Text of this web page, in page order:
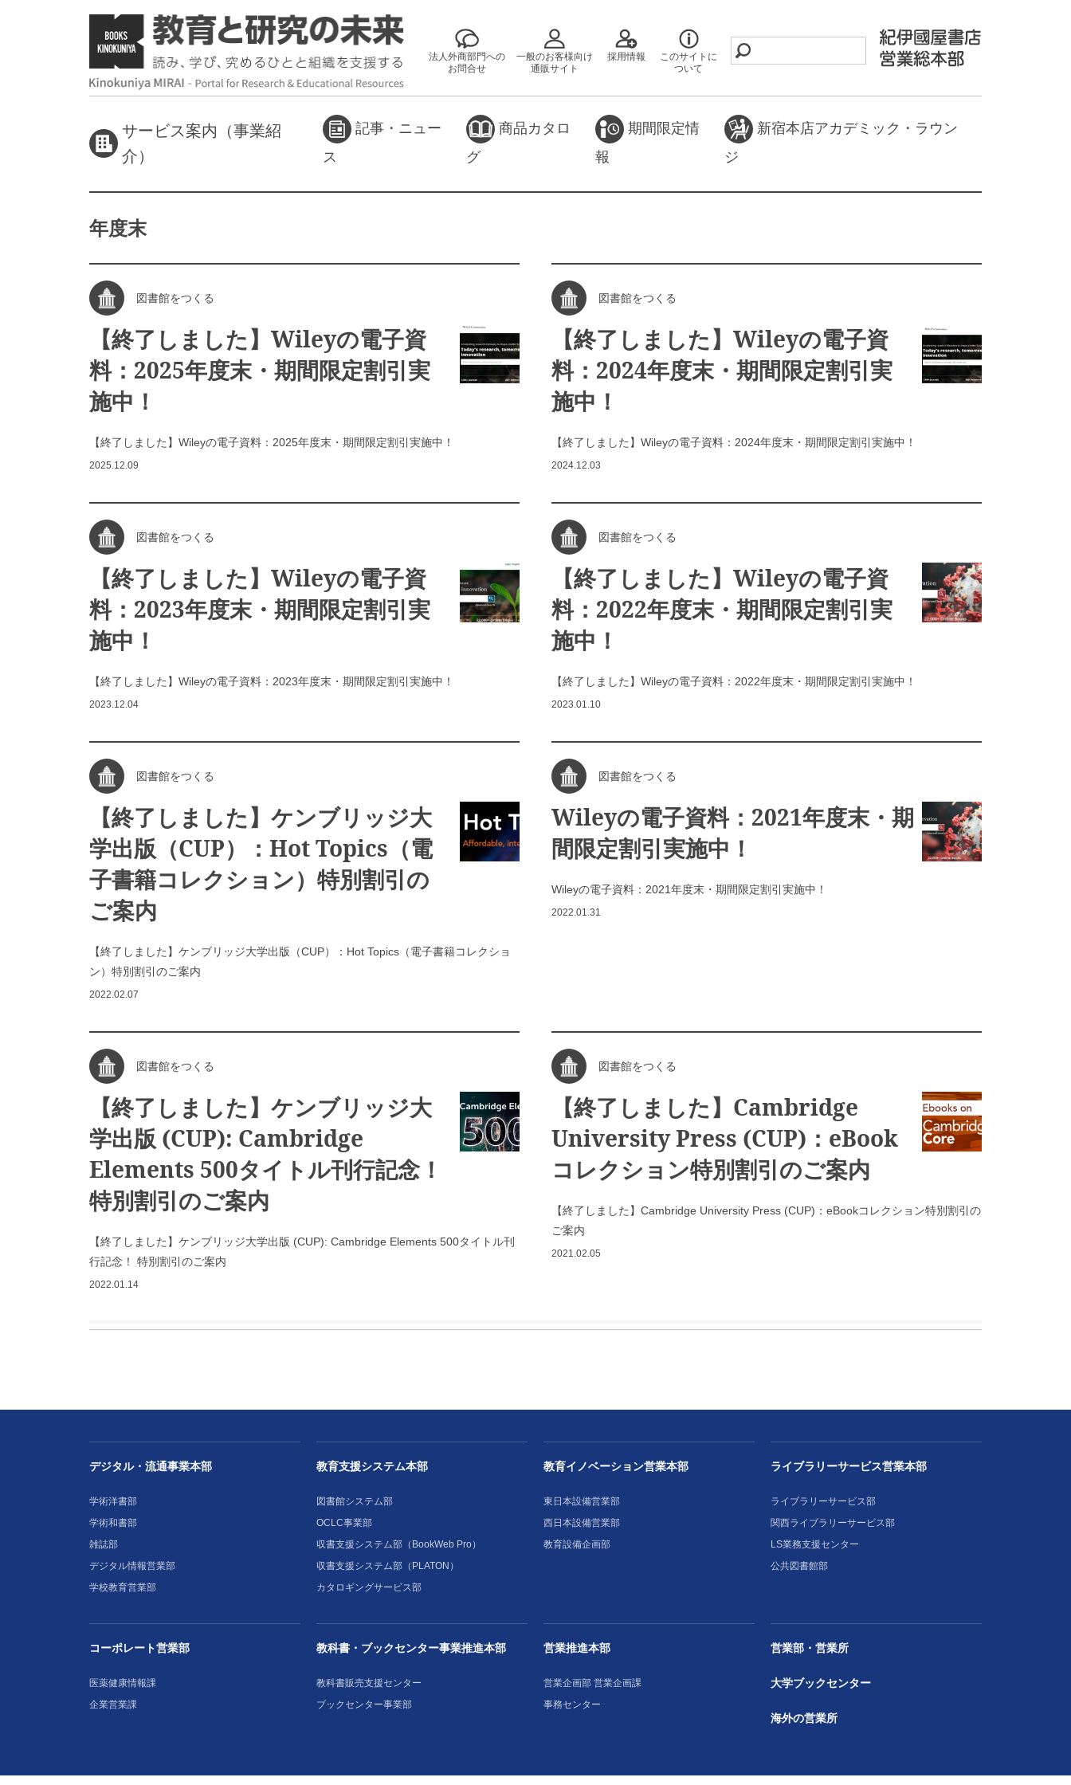
法人外商部門への
お問合せ
一般のお客様向け
通販サイト
採用情報
このサイトに
ついて
サービス案内（事業紹
介）
記事・ニュー
ス
商品カタロ
グ
期間限定情
報
新宿本店アカデミック・ラウン
ジ
年度末
図書館をつくる
【終了しました】Wileyの電子資
料：2025年度末・期間限定割引実
施中！
【終了しました】Wileyの電子資料：2025年度末・期間限定割引実施中！
2025.12.09
図書館をつくる
【終了しました】Wileyの電子資
料：2024年度末・期間限定割引実
施中！
【終了しました】Wileyの電子資料：2024年度末・期間限定割引実施中！
2024.12.03
図書館をつくる
【終了しました】Wileyの電子資
料：2023年度末・期間限定割引実
施中！
【終了しました】Wileyの電子資料：2023年度末・期間限定割引実施中！
2023.12.04
図書館をつくる
【終了しました】Wileyの電子資
料：2022年度末・期間限定割引実
施中！
【終了しました】Wileyの電子資料：2022年度末・期間限定割引実施中！
2023.01.10
図書館をつくる
【終了しました】ケンブリッジ大
学出版（CUP）：Hot Topics（電
子書籍コレクション）特別割引の
ご案内
【終了しました】ケンブリッジ大学出版（CUP）：Hot Topics（電子書籍コレクショ
ン）特別割引のご案内
2022.02.07
図書館をつくる
Wileyの電子資料：2021年度末・期
間限定割引実施中！
Wileyの電子資料：2021年度末・期間限定割引実施中！
2022.01.31
図書館をつくる
【終了しました】ケンブリッジ大
学出版 (CUP): Cambridge
Elements 500タイトル刊行記念！
特別割引のご案内
【終了しました】ケンブリッジ大学出版 (CUP): Cambridge Elements 500タイトル刊
行記念！ 特別割引のご案内
2022.01.14
図書館をつくる
【終了しました】Cambridge
University Press (CUP)：eBook
コレクション特別割引のご案内
【終了しました】Cambridge University Press (CUP)：eBookコレクション特別割引の
ご案内
2021.02.05
デジタル・流通事業本部
学術洋書部
学術和書部
雑誌部
デジタル情報営業部
学校教育営業部
教育支援システム本部
図書館システム部
OCLC事業部
収書支援システム部（BookWeb Pro）
収書支援システム部（PLATON）
カタロギングサービス部
教育イノベーション営業本部
東日本設備営業部
西日本設備営業部
教育設備企画部
ライブラリーサービス営業本部
ライブラリーサービス部
関西ライブラリーサービス部
LS業務支援センター
公共図書館部
コーポレート営業部
医薬健康情報課
企業営業課
教科書・ブックセンター事業推進本部
教科書販売支援センター
ブックセンター事業部
営業推進本部
営業企画部 営業企画課
事務センター
営業部・営業所
大学ブックセンター
海外の営業所